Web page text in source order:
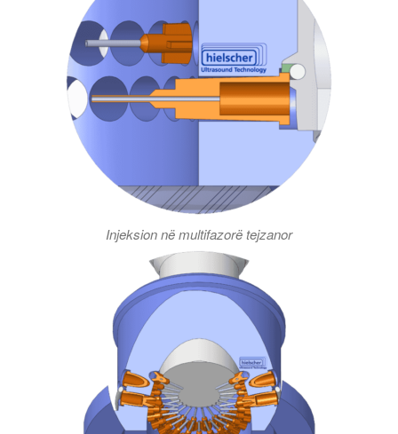
Injeksion në multifazorë tejzanor